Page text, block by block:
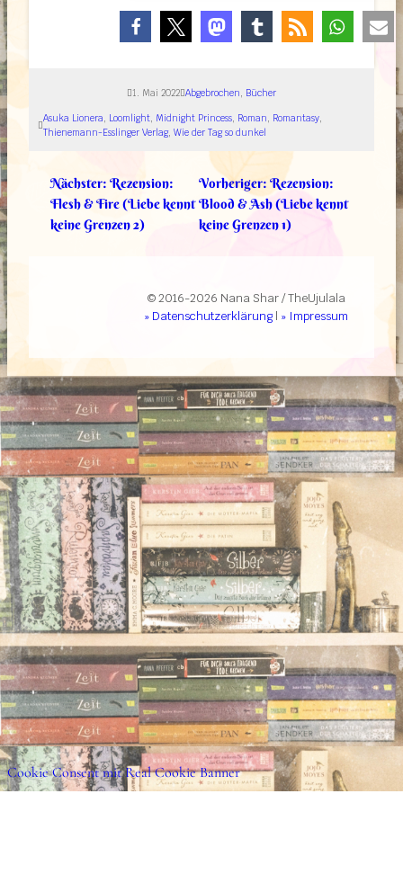
1. Mai 2022 Abgebrochen, Bücher
Asuka Lionera, Loomlight, Midnight Princess, Roman, Romantasy
Thienemann-Esslinger Verlag, Wie der Tag so dunkel
Nächster: Rezension:
Flesh & Fire (Liebe kennt
keine Grenzen 2)
Vorheriger: Rezension:
Blood & Ash (Liebe kennt
keine Grenzen 1)
© 2016-2026 Nana Shar / TheUjulala
» Datenschutzerklärung| » Impressum
Cookie Consent mit Real Cookie Banner